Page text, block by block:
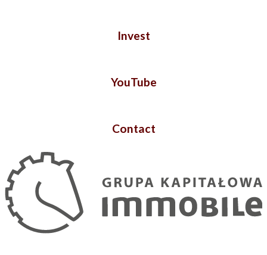
Invest
YouTube
Contact